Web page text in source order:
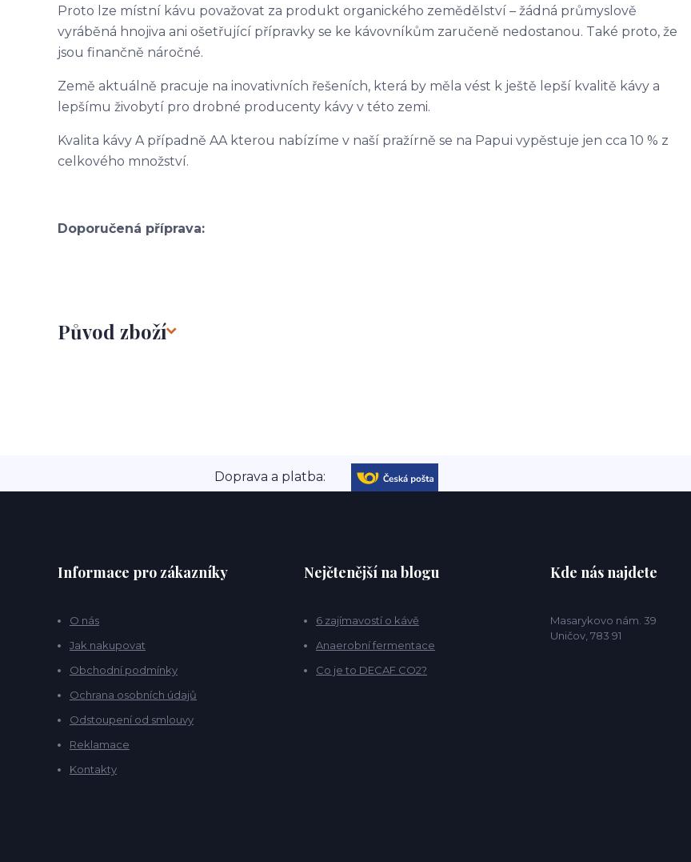
Proto lze místní kávu považovat za produkt organického zemědělství – žádná průmyslově
vyráběná hnojiva ani ošetřující přípravky se ke kávovníkům zaručeně nedostanou. Také proto, že
jsou finančně náročné.
Země aktuálně pracuje na inovativních řešeních, která by měla vést k ještě lepší kvalitě kávy a
lepšímu živobytí pro drobné producenty kávy v této zemi.
Kvalita kávy A případně AA kterou nabízíme v naší pražírně se na Papui vypěstuje jen cca 10 % z
celkového množství.
Doporučená příprava:
Původ zboží
Doprava a platba:
Informace pro zákazníky
O nás
Jak nakupovat
Obchodní podmínky
Ochrana osobních údajů
Odstoupení od smlouvy
Reklamace
Kontakty
Nejčtenější na blogu
6 zajímavostí o kávě
Anaerobní fermentace
Co je to DECAF CO2?
Kde nás najdete
Masarykovo nám. 39
Uničov, 783 91